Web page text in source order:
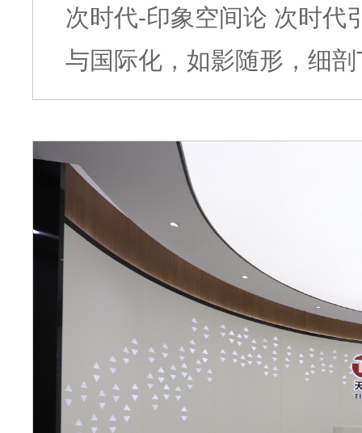
次时代-印象空间论 次时代引申为下一个时代，未来的时代。次时代
与国际化，如影随形，细
象空间论”。